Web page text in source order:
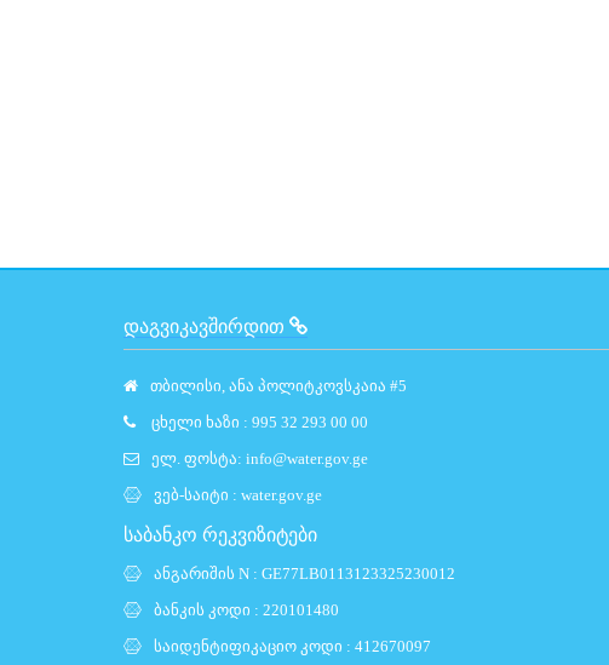
ᲓᲐᲒᲕᲘᲙᲐᲕᲨᲘᲠᲓᲘᲗ
თბილისი, ანა პოლიტკოვსკაია #5
ცხელი ხაზი : 995 32 293 00 00
ელ. ფოსტა: info@water.gov.ge
ვებ-საიტი : water.gov.ge
საბანკო რეკვიზიტები
ანგარიშის N : GE77LB0113123325230012
ბანკის კოდი : 220101480
საიდენტიფიკაციო კოდი : 412670097